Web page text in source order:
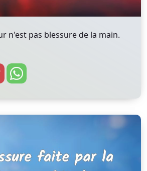
n'est pas blessure de la main.